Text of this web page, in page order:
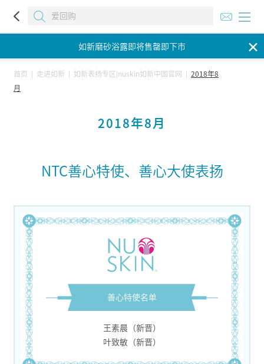
✕
如新磨砂浴露即将售罄即下市
如新磨砂浴露即将售罄即下市
首页 走进如新 如新表扬专区|nuskin如新中国官网
2018年8
月
2018年8月
NTC善心特使、善心大使表扬
善心特使名单
王素晨（新晋）
叶致敏（新晋）